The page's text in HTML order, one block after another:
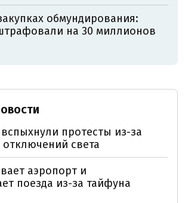
обмундирования:
на 30 миллионов
протесты из-за
света
аэропорт и
поезда из-за тайфуна